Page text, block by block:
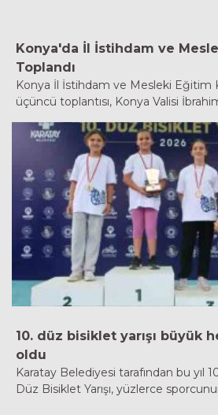
Konya'da İl İstihdam ve
Toplandı
Konya İl İstihdam ve Mesleki Eğitim
üçüncü toplantısı, Konya Valisi
10. düz bisiklet yarışı büyük
oldu
Karatay Belediyesi tarafından bu yıl
Düz Bisiklet Yarışı, yüzlerce